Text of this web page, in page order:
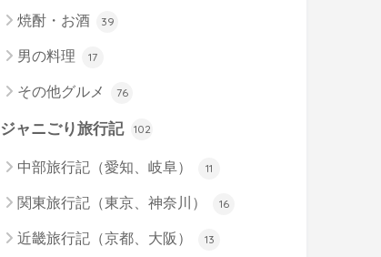
焼酎・お酒 39
男の料理 17
その他グルメ 76
ジャニごり旅行記 102
中部旅行記（愛知、岐阜） 11
関東旅行記（東京、神奈川） 16
近畿旅行記（京都、大阪） 13